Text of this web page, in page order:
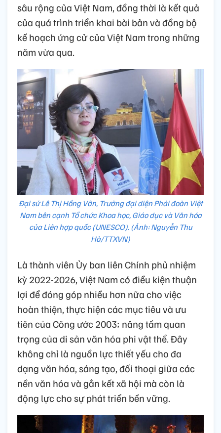
sâu rộng của Việt Nam, đồng thời là kết quả
của quá trình triển khai bài bản và đồng bộ
kế hoạch ứng cử của Việt Nam trong những
năm vừa qua.
Đại sứ Lê Thị Hồng Vân, Trưởng đại diện Phái đoàn Việt
Nam bên cạnh Tổ chức Khoa học, Giáo dục và Văn hóa
của Liên hợp quốc (UNESCO). (Ảnh: Nguyễn Thu
Hà/TTXVN)
Là thành viên Ủy ban liên Chính phủ nhiệm
kỳ 2022-2026, Việt Nam có điều kiện thuận
lợi để đóng góp nhiều hơn nữa cho việc
hoàn thiện, thực hiện các mục tiêu và ưu
tiên của Công ước 2003; nâng tầm quan
trọng của di sản văn hóa phi vật thể. Đây
không chỉ là nguồn lực thiết yếu cho đa
dạng văn hóa, sáng tạo, đối thoại giữa các
nền văn hóa và gắn kết xã hội mà còn là
động lực cho sự phát triển bền vững.